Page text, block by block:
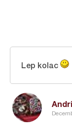
Lep kolac